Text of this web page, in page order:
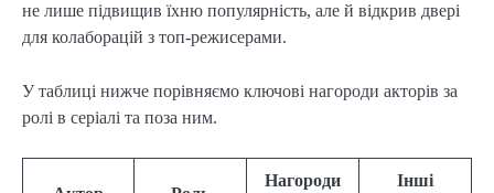
не лише підвищив їхню популярність, але й відкрив двері
для колаборацій з топ-режисерами.
У таблиці нижче порівняємо ключові нагороди акторів за
ролі в серіалі та поза ним.
Нагороди Інші